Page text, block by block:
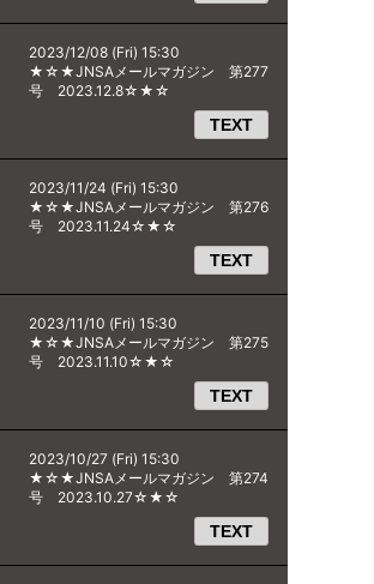
2023/12/08 (Fri) 15:30
★☆★JNSAメールマガジン 第277
号 2023.12.8☆★☆
TEXT
2023/11/24 (Fri) 15:30
★☆★JNSAメールマガジン 第276
号 2023.11.24☆★☆
TEXT
2023/11/10 (Fri) 15:30
★☆★JNSAメールマガジン 第275
号 2023.11.10☆★☆
TEXT
2023/10/27 (Fri) 15:30
★☆★JNSAメールマガジン 第274
号 2023.10.27☆★☆
TEXT